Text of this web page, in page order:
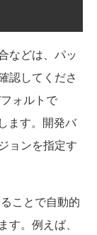
などは、パッ
認してくださ
ォルトで
ます。開発バ
ョンを指定す
ことで自動的
。例えば、